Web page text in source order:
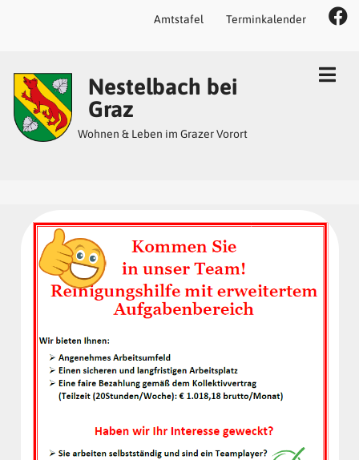
Accesskey
1)
Accesskey
2)
Accesskey
3)
Amtstafel Terminkalender
Nestelbach bei
Graz
Wohnen & Leben im Grazer Vorort